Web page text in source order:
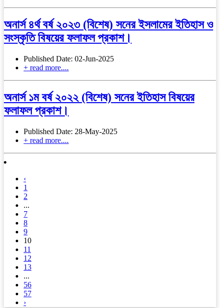
অনার্স ৪র্থ বর্ষ ২০২৩ (বিশেষ) সনের ইসলামের ইতিহাস ও
সংস্কৃতি বিষয়ের ফলাফল প্রকাশ।
Published Date: 02-Jun-2025
+ read more....
অনার্স ১ম বর্ষ ২০২২ (বিশেষ) সনের ইতিহাস বিষয়ের
ফলাফল প্রকাশ।
Published Date: 28-May-2025
+ read more....
‹
1
2
...
7
8
9
10
11
12
13
...
56
57
›